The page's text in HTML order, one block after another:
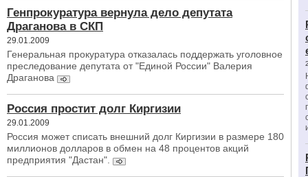
Генпрокуратура вернула дело депутата
Драганова в СКП
29.01.2009
Генеральная прокуратура отказалась поддержать уголовное
преследование депутата от "Единой России" Валерия
Драганова
Россия простит долг Киргизии
29.01.2009
Россия может списать внешний долг Киргизии в размере 180
миллионов долларов в обмен на 48 процентов акций
предприятия "Дастан".